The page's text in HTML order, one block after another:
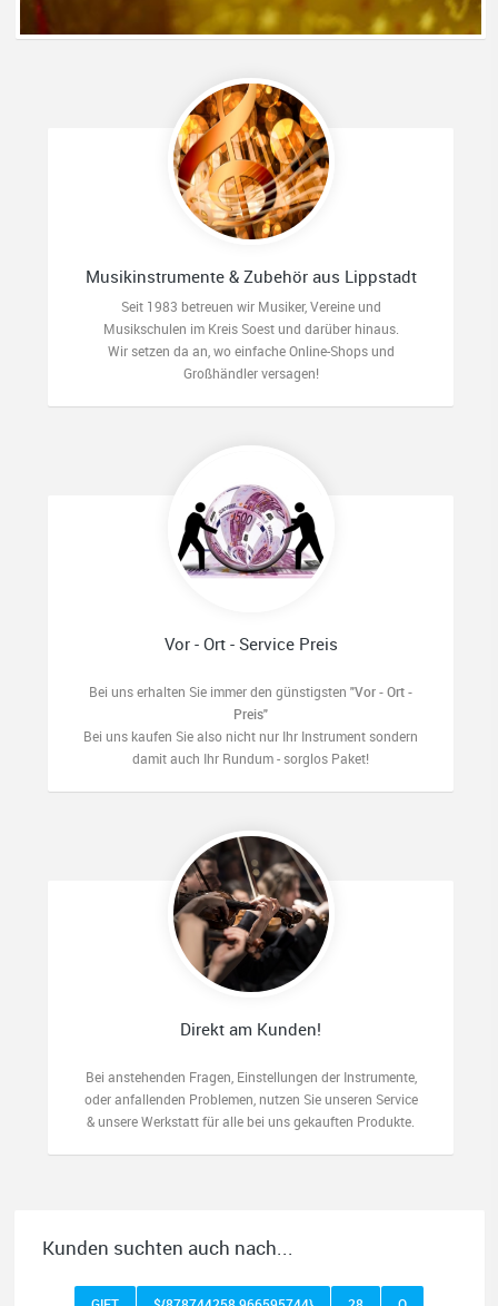
Musikinstrumente & Zubehör aus Lippstadt
Seit 1983 betreuen wir Musiker, Vereine und
Musikschulen im Kreis Soest und darüber hinaus.
Wir setzen da an, wo einfache Online-Shops und
Großhändler versagen!
Vor - Ort - Service Preis
Bei uns erhalten Sie immer den günstigsten "Vor - Ort -
Preis"
Bei uns kaufen Sie also nicht nur Ihr Instrument sondern
damit auch Ihr Rundum - sorglos Paket!
Direkt am Kunden!
Bei anstehenden Fragen, Einstellungen der Instrumente,
oder anfallenden Problemen, nutzen Sie unseren Service
& unsere Werkstatt für alle bei uns gekauften Produkte.
Kunden suchten auch nach...